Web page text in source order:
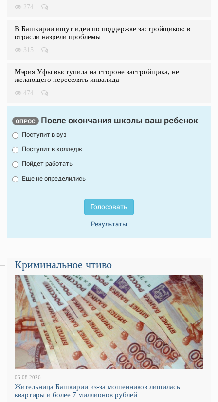
274
В Башкирии ищут идеи по поддержке застройщиков: в
отрасли назрели проблемы
315
Мэрия Уфы выступила на стороне застройщика, не
желающего переселять инвалида
474
ОПРОС После окончания школы ваш ребенок
Поступит в вуз
Поступит в колледж
Пойдет работать
Еще не определились
Голосовать
Результаты
Криминальное чтиво
06.08.2026
Жительница Башкирии из-за мошенников лишилась
квартиры и более 7 миллионов рублей